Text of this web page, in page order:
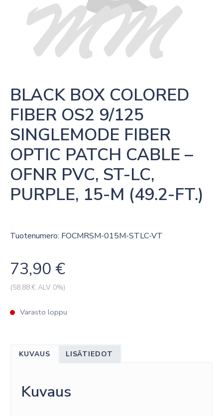
BLACK BOX COLORED
FIBER OS2 9/125
SINGLEMODE FIBER
OPTIC PATCH CABLE –
OFNR PVC, ST-LC,
PURPLE, 15-M (49.2-FT.)
Tuotenumero: FOCMRSM-015M-STLC-VT
73,90 €
(58,88€ ALV 0%)
Varasto loppu
KUVAUS LISÄTIEDOT
Kuvaus